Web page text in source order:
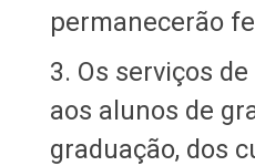
permanecerão
3. Os serviços
aos alunos de
graduação, dos